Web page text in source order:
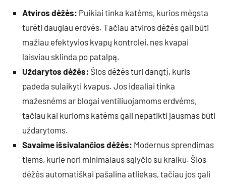
Atviros dėžės: Puikiai tinka katėms, kurios mėgsta
turėti daugiau erdvės. Tačiau atviros dėžės gali būti
mažiau efektyvios kvapų kontrolei, nes kvapai
laisviau sklinda po patalpą.
Uždarytos dėžės: Šios dėžės turi dangtį, kuris
padeda sulaikyti kvapus. Jos idealiai tinka
mažesnėms ar blogai ventiliuojamoms erdvėms,
tačiau kai kurioms katėms gali nepatikti jausmas būti
uždarytoms.
Savaime išsivalančios dėžės: Modernus sprendimas
tiems, kurie nori minimalaus sąlyčio su kraiku. Šios
dėžės automatiškai pašalina atliekas, tačiau jos gali